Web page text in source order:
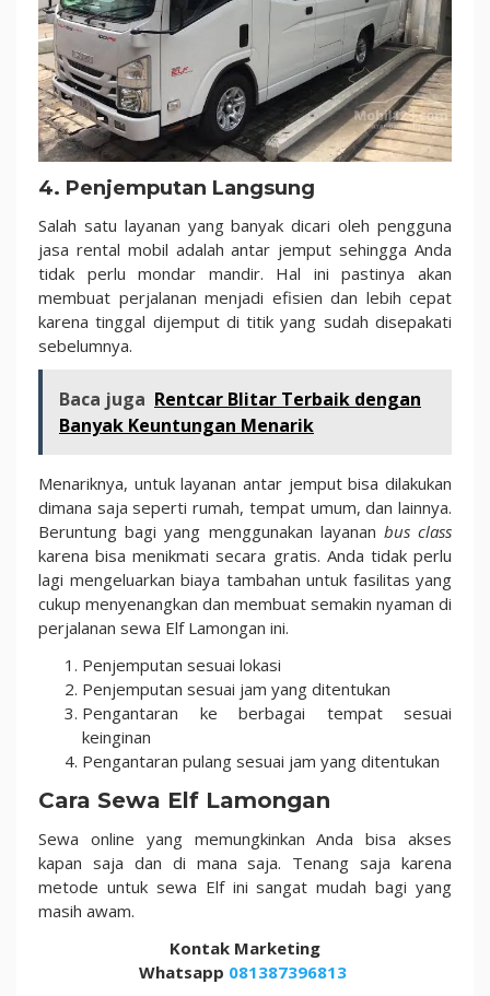
4. Penjemputan Langsung
Salah satu layanan yang banyak dicari oleh pengguna
jasa rental mobil adalah antar jemput sehingga Anda
tidak perlu mondar mandir. Hal ini pastinya akan
membuat perjalanan menjadi efisien dan lebih cepat
karena tinggal dijemput di titik yang sudah disepakati
sebelumnya.
Baca juga Rentcar Blitar Terbaik dengan
Banyak Keuntungan Menarik
Menariknya, untuk layanan antar jemput bisa dilakukan
dimana saja seperti rumah, tempat umum, dan lainnya.
Beruntung bagi yang menggunakan layanan bus class
karena bisa menikmati secara gratis. Anda tidak perlu
lagi mengeluarkan biaya tambahan untuk fasilitas yang
cukup menyenangkan dan membuat semakin nyaman di
perjalanan sewa Elf Lamongan ini.
Penjemputan sesuai lokasi
Penjemputan sesuai jam yang ditentukan
Pengantaran ke berbagai tempat sesuai
keinginan
Pengantaran pulang sesuai jam yang ditentukan
Cara Sewa Elf Lamongan
Sewa online yang memungkinkan Anda bisa akses
kapan saja dan di mana saja. Tenang saja karena
metode untuk sewa Elf ini sangat mudah bagi yang
masih awam.
Kontak Marketing
Whatsapp 081387396813